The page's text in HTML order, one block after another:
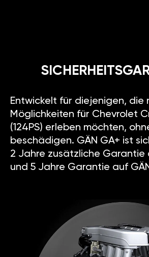
Entwickelt für diejenigen, die
Möglichkeiten für Chevrolet
(124PS) erleben möchten,
beschädigen. GÄN GA+ ist
2 Jahre zusätzliche Garantie
und 5 Jahre Garantie auf